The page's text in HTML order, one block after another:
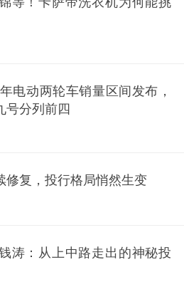
电动两轮车销量区间发布，
号分列前四
修复，投行格局悄然生变
涛：从上中路走出的神秘投